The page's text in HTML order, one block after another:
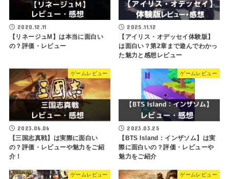
2020.12.11
【リネージュM】は本当に面白い
の？評価・レビュー
2025.11.12
【アイリス・オデッセイ体験版】
は面白い？第2章まで遊んでわかっ
た魅力と感想レビュー
ゲームレビュー
2023.06.06
【三国志真戦】は実際に面白い
の？評価・レビューや魅力をご紹
介！
ゲームレビュー
2023.03.25
【BTS Island：インザソム】は実
際に面白いの？評価・レビューや
魅力をご紹介
ゲームレビュー ゲームレビュー